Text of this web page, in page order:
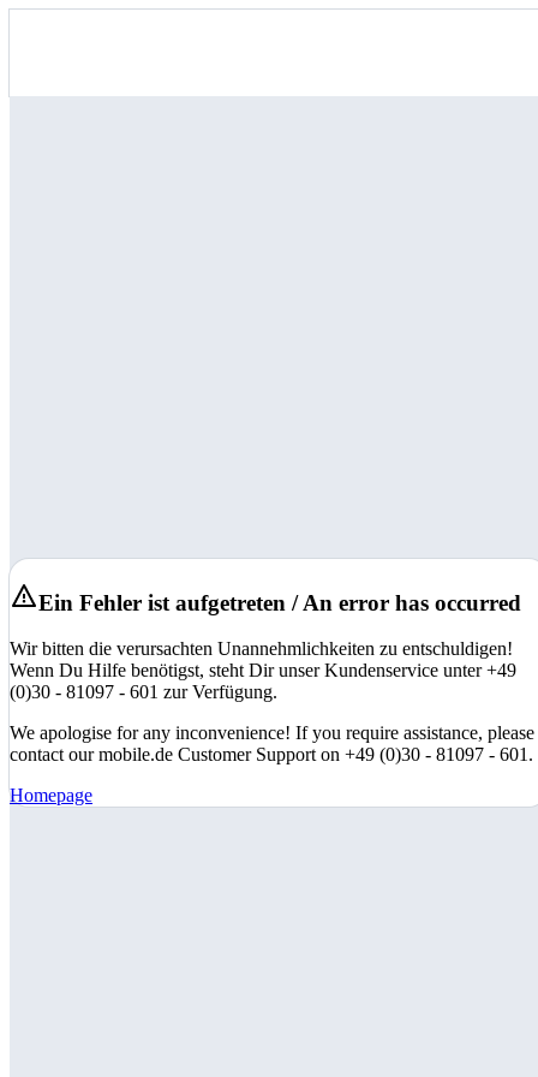
Ein Fehler ist aufgetreten / An error has occurred
Wir bitten die verursachten Unannehmlichkeiten zu entschuldigen!
Wenn Du Hilfe benötigst, steht Dir unser Kundenservice unter +49
(0)30 - 81097 - 601 zur Verfügung.
We apologise for any inconvenience! If you require assistance, please
contact our mobile.de Customer Support on +49 (0)30 - 81097 - 601.
Homepage